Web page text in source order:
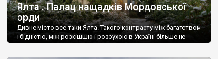
Ялта . Палац нащадків Мордовської
орди
Дивне місто все таки Ялта. Такого контрасту між багатством
і бідністю, між розкішшю і розрухою в Україні більше не